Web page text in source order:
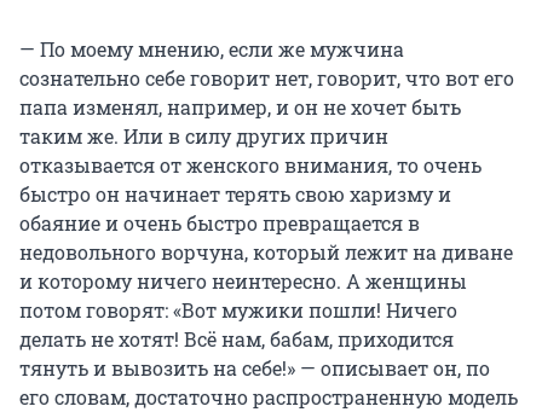
— По моему мнению, если же мужчина
сознательно себе говорит нет, говорит, что вот его
папа изменял, например, и он не хочет быть
таким же. Или в силу других причин
отказывается от женского внимания, то очень
быстро он начинает терять свою харизму и
обаяние и очень быстро превращается в
недовольного ворчуна, который лежит на диване
и которому ничего неинтересно. А женщины
потом говорят: «Вот мужики пошли! Ничего
делать не хотят! Всё нам, бабам, приходится
тянуть и вывозить на себе!» — описывает он, по
его словам, достаточно распространенную модель